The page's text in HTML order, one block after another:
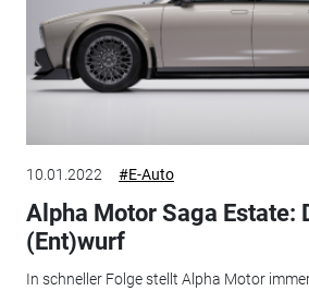
10.01.2022 #E-Auto
Alpha Motor Saga Estate:
(Ent)wurf
In schneller Folge stellt Alpha Motor